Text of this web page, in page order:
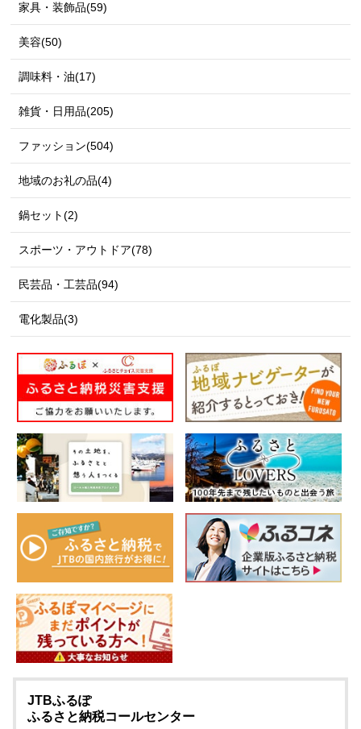
家具・装飾品(59)
美容(50)
調味料・油(17)
雑貨・日用品(205)
ファッション(504)
地域のお礼の品(4)
鍋セット(2)
スポーツ・アウトドア(78)
民芸品・工芸品(94)
電化製品(3)
JTBふるぽ
ふるさと納税コールセンター